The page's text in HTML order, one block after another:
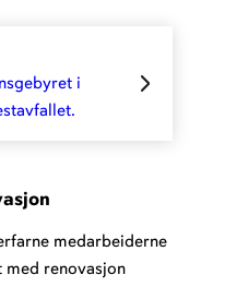
i
medarbeiderne
renovasjon